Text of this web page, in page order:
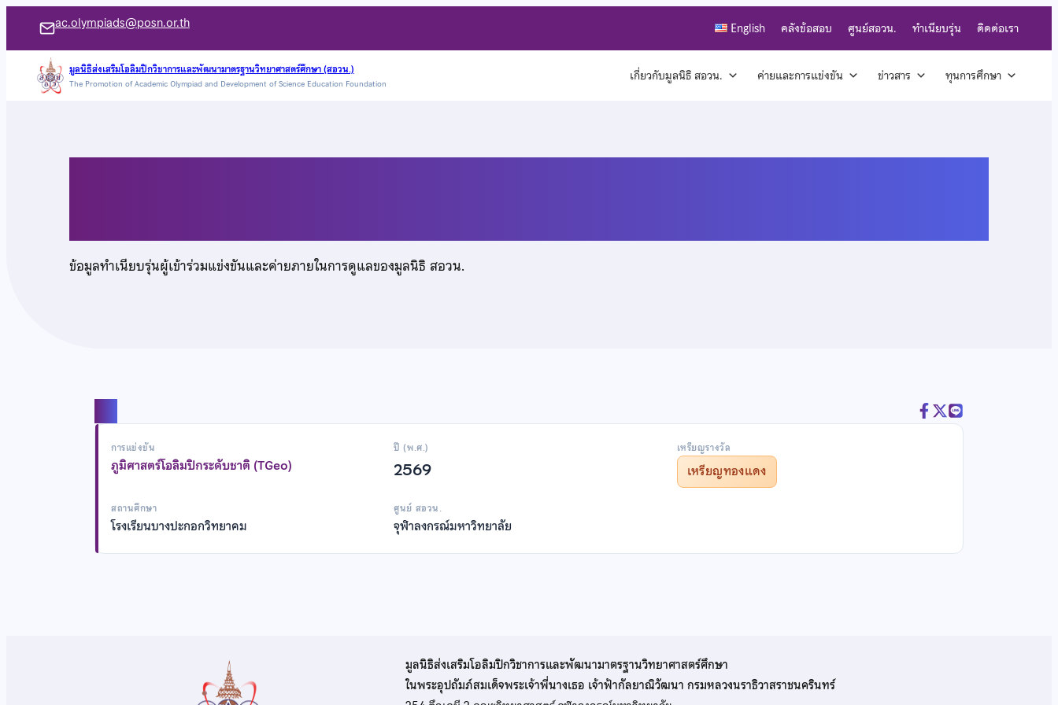
เนื้อหา
ac.olympiads@posn.or.th English คลังข้อสอบ ศูนย์สอวน. ทำเนียบรุ่น ติดต่อเรา
มูลนิธิส่งเสริมโอลิมปิกวิชาการและพัฒนามาตรฐานวิทยาศาสตร์ศึกษา (สอวน.)
The Promotion of Academic Olympiad and Development of Science Education Foundation เกี่ยวกับมูลนิธิ สอวน. ค่ายและการแข่งขัน ข่าวสาร ทุนการศึกษา
ข้อมูลทำเนียบรุ่นผู้เข้าร่วมแข่งขันและค่ายภายในการดูแลของมูลนิธิ สอวน.
การแข่งขัน
ภูมิศาสตร์โอลิมปิกระดับชาติ (TGeo)
ปี (พ.ศ.)
2569
เหรียญรางวัล
เหรียญทองแดง
สถานศึกษา
โรงเรียนบางปะกอกวิทยาคม
ศูนย์ สอวน.
จุฬาลงกรณ์มหาวิทยาลัย
มูลนิธิส่งเสริมโอลิมปิกวิชาการและพัฒนามาตรฐานวิทยาศาสตร์ศึกษา
ในพระอุปถัมภ์สมเด็จพระเจ้าพี่นางเธอ เจ้าฟ้ากัลยาณิวัฒนา กรมหลวงนราธิวาสราชนครินทร์